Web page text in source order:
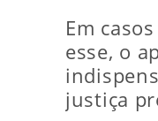
Em
esse, o
justiça